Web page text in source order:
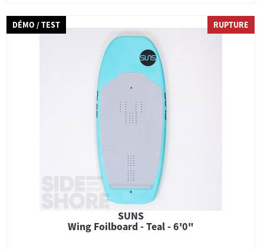
DÉMO / TEST RUPTURE
SUNS
Wing Foilboard - Teal - 6'0"